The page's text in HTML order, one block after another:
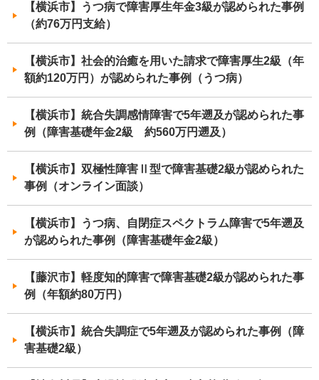
【横浜市】うつ病で障害厚生年金3級が認められた事例
（約76万円支給）
【横浜市】社会的治癒を用いた請求で障害厚生2級（年
額約120万円）が認められた事例（うつ病）
【横浜市】統合失調感情障害で5年遡及が認められた事
例（障害基礎年金2級 約560万円遡及）
【横浜市】双極性障害Ⅱ型で障害基礎2級が認められた
事例（オンライン面談）
【横浜市】うつ病、自閉症スペクトラム障害で5年遡及
が認められた事例（障害基礎年金2級）
【藤沢市】軽度知的障害で障害基礎2級が認められた事
例（年額約80万円）
【横浜市】統合失調症で5年遡及が認められた事例（障
害基礎2級）